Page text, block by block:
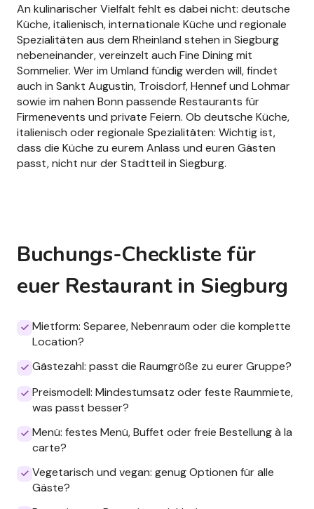
An kulinarischer Vielfalt fehlt es dabei nicht: deutsche
Küche, italienisch, internationale Küche und regionale
Spezialitäten aus dem Rheinland stehen in Siegburg
nebeneinander, vereinzelt auch Fine Dining mit
Sommelier. Wer im Umland fündig werden will, findet
auch in Sankt Augustin, Troisdorf, Hennef und Lohmar
sowie im nahen Bonn passende Restaurants für
Firmenevents und private Feiern. Ob deutsche Küche,
italienisch oder regionale Spezialitäten: Wichtig ist,
dass die Küche zu eurem Anlass und euren Gästen
passt, nicht nur der Stadtteil in Siegburg.
Buchungs-Checkliste für
euer Restaurant in Siegburg
Mietform: Separee, Nebenraum oder die komplette
Location?
Gästezahl: passt die Raumgröße zu eurer Gruppe?
Preismodell: Mindestumsatz oder feste Raummiete,
was passt besser?
Menü: festes Menü, Buffet oder freie Bestellung à la
carte?
Vegetarisch und vegan: genug Optionen für alle
Gäste?